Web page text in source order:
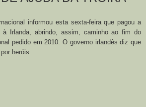
informou esta sexta-feira que pagou a
à Irlanda, abrindo, assim, caminho ao fim do
pedido em 2010. O governo irlandês diz que
heróis.